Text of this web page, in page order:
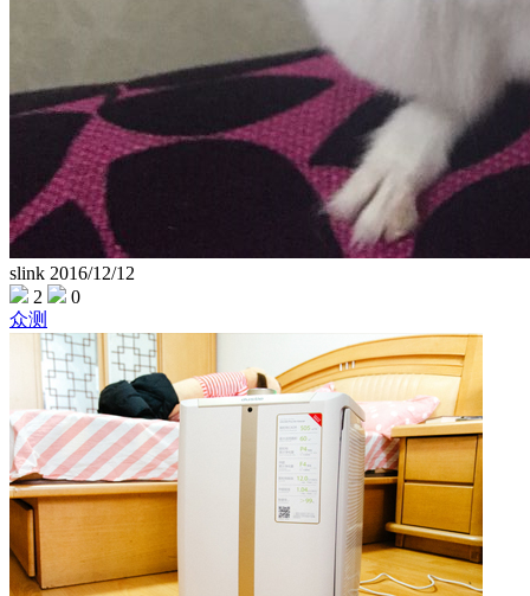
slink 2016/12/12
2
0
众测